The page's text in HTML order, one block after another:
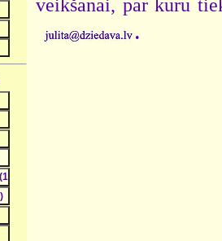
veikšanai, par kuru
.